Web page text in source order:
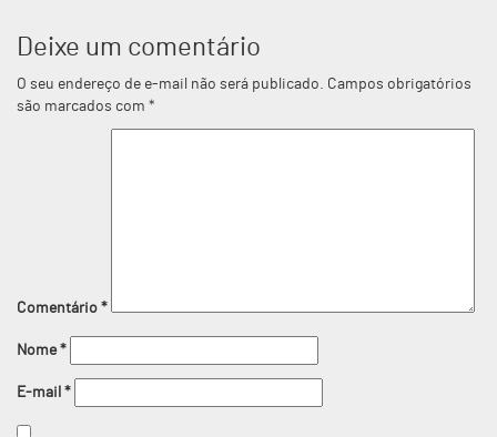
Deixe um comentário
O seu endereço de e-mail não será publicado. Campos obrigatórios
são marcados com *
Comentário *
Nome*
E-mail *